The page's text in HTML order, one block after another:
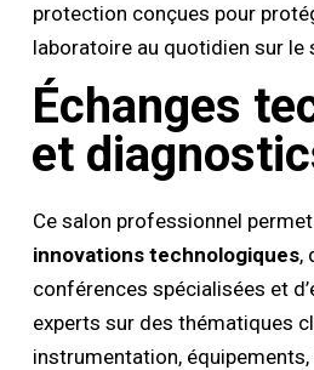
protection conçues pour
laboratoire au quotidien sur le
Échanges
et
Ce salon professionnel
innovations technologiques,
conférences spécialisées et
experts sur des thématiques
instrumentation,